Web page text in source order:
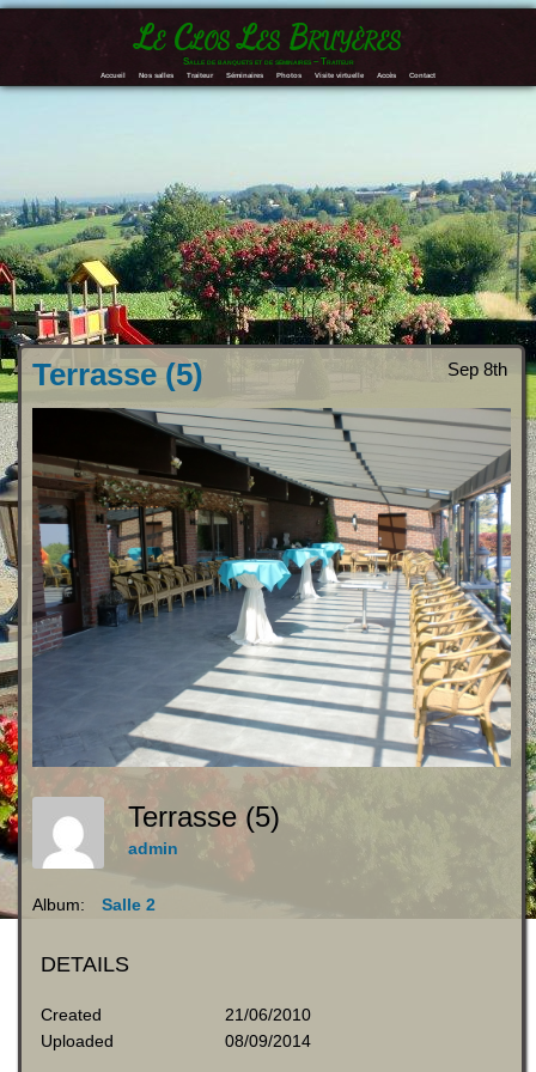
Le Clos Les Bruyères
Salle de banquets et de séminaires – Traiteur
Accueil Nos salles Traiteur Séminaires Photos Visite virtuelle Accès Contact
Sep 8th
Terrasse (5)
Terrasse (5)
admin
Album: Salle 2
DETAILS
Created
21/06/2010
Uploaded
08/09/2014